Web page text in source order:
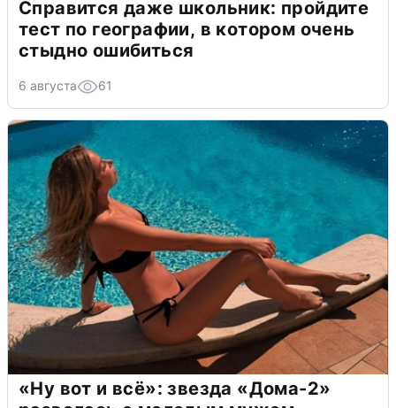
Справится даже школьник: пройдите
тест по географии, в котором очень
стыдно ошибиться
6 августа 61
«Ну вот и всё»: звезда «Дома-2»